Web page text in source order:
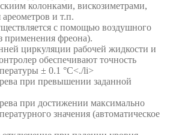
колонками, вискозиметрами,
и т.п.
с помощью воздушного
применения фреона).
циркуляции рабочей жидкости и
обеспечивают точность
± 0.1 °C<./li>
при превышении заданной
при достижении максимально
значения (автоматическое